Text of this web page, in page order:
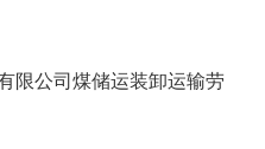
限公司煤储运装卸运输劳